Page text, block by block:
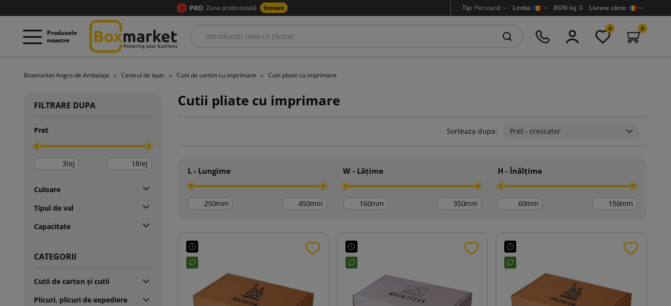
Zona profesională Intrare Tip: Persoană Limba: RON lej 🔒 Livrare către:
Produsele
noastre
0 0
Boxmarket Angro de Ambalaje Centrul de tipar Cutii de carton cu imprimare Cutii pliate cu imprimare
FILTRARE DUPA
Pret
lej lej
Culoare
Tipul de val
Capacitate
CATEGORII
Cutii de carton și cutii
Plicuri, plicuri de expediere
Cutii pliate cu imprimare
Sorteaza dupa: Pret - crescator
L - Lungime
mm mm
W - Lățime
mm mm
H - Înălțime
mm mm